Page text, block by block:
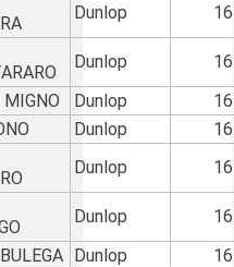
Dunlop 16
Dunlop
16
Dunlop
16
Dunlop
16
Dunlop 16
Dunlop
16
Dunlop
16